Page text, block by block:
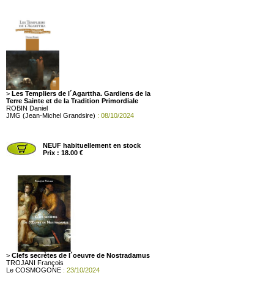
> Les Templiers de l´Agarttha. Gardiens de la
Terre Sainte et de la Tradition Primordiale
ROBIN Daniel
JMG (Jean-Michel Grandsire) : 08/10/2024
NEUF habituellement en stock
Prix : 18.00 €
> Clefs secrètes de l´oeuvre de Nostradamus
TROJANI François
Le COSMOGONE : 23/10/2024